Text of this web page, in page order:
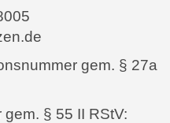
gem. § 27a
§ 55 II RStV: